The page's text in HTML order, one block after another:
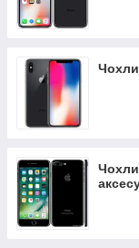
Чохли
Чохли